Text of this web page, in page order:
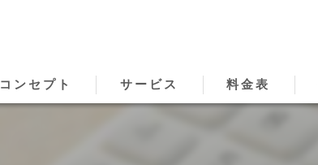
ンセプト サービス 料金表